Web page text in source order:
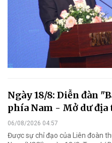
Ngày 18/8: Diễn đàn
phía Nam - Mở dư
06/08/2026 04:57
Được sự chỉ đạo của Liên đoàn